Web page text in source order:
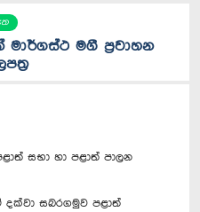
මාර්ගස්ථ මගී ප්‍රවාහන
සභා හා පළාත් පාලන
සබරගමුව පළාත්